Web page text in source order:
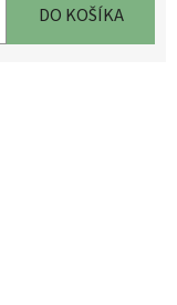
DO KOŠÍKA